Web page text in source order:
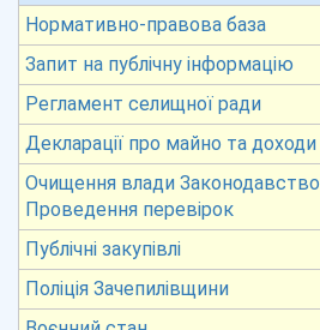
Нормативно-правова база
Запит на публічну інформацію
Регламент селищної ради
Декларації про майно та доходи
Очищення влади Законодавство
Проведення перевірок
Публічні закупівлі
Поліція Зачепилівщини